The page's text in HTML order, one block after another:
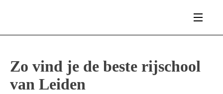
Zo vind je de beste rijschool
van Leiden